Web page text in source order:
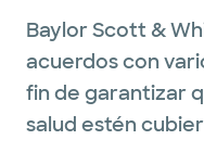
Baylor Scott &
acuerdos con
fin de garantizar
salud estén